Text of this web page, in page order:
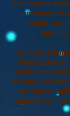
El ministerio de
importante en
liturgia, y es
La visión del
adorar a Dios
ayudar a que
presencia de
apertura al
corazones y